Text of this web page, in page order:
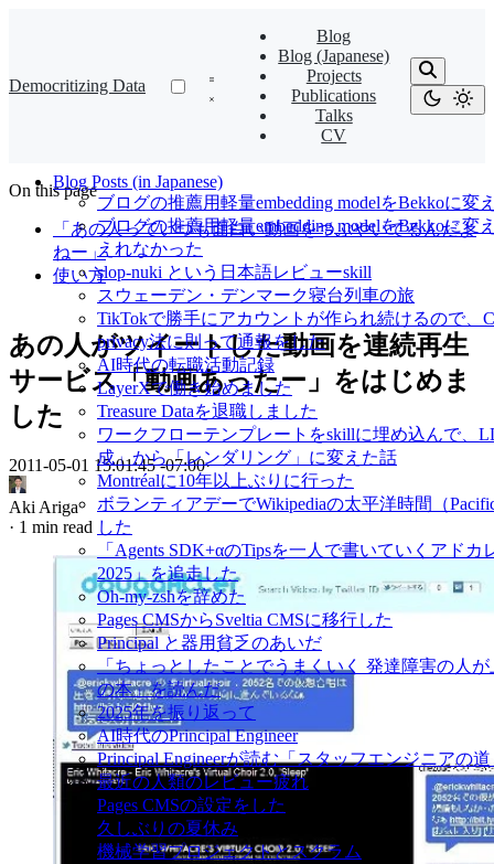
Democritizing Data
Blog
Blog (Japanese)
Projects
Publications
Talks
CV
Blog Posts (in Japanese)
ブログの推薦用軽量embedding modelをBekkoに変
ブログの推薦用軽量embedding modelをBekkoに変
えれなかった
slop-nuki という日本語レビューskill
スウェーデン・デンマーク寝台列車の旅
TikTokで勝手にアカウントが作られ続けるので、
privacy法に則って通報をした
AI時代の転職活動記録
LayerXで働き始めました
Treasure Dataを退職しました
ワークフローテンプレートをskillに埋め込んで、
成」から「レンダリング」に変えた話
Montréalに10年以上ぶりに行った
ボランティアデーでWikipediaの太平洋時間（
した
「Agents SDK+αのTipsを一人で書いていくアドカ
2025」を追走した
Oh-my-zshを辞めた
Pages CMSからSveltia CMSに移行した
Principal と器用貧乏のあいだ
「ちょっとしたことでうまくいく 発達障害の人
の本」を読んだ
2025年を振り返って
AI時代のPrincipal Engineer
Principal Engineerが読む「スタッフエンジニアの
最近の人類のレビュー疲れ
Pages CMSの設定をした
久しぶりの夏休み
機械学習プロジェクトとスクラム
On this page
「あの人っていつも面白い動画をつぶやいてるんだよ
ねー」
使い方
あの人がツイートした動画を連続再生
サービス「動画あったー」をはじめま
した
2011-05-01 15:01:45 -07:00·
Aki Ariga
· 1 min read